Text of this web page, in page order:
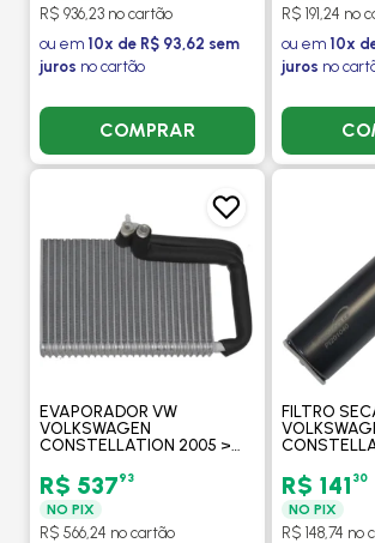
R$ 936,23 no cartão
ou em 10x de R$ 93,62 sem
juros no cartão
COMPRAR
R$ 191,24 no
ou em 10x
juros no
EVAPORADOR VW
VOLKSWAGEN
CONSTELLATION 2005 >
MODELOS) - PROCOOLER
R$ 53793
NO PIX
R$ 566,24 no cartão
FILTRO
320C -
R$ 141 30
NO PIX
R$ 148,74 no